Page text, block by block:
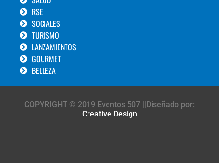
RSE
SOCIALES
TURISMO
LANZAMIENTOS
GOURMET
BELLEZA
COPYRIGHT © 2019 Eventos 507 ||Diseñado por:
Creative Design